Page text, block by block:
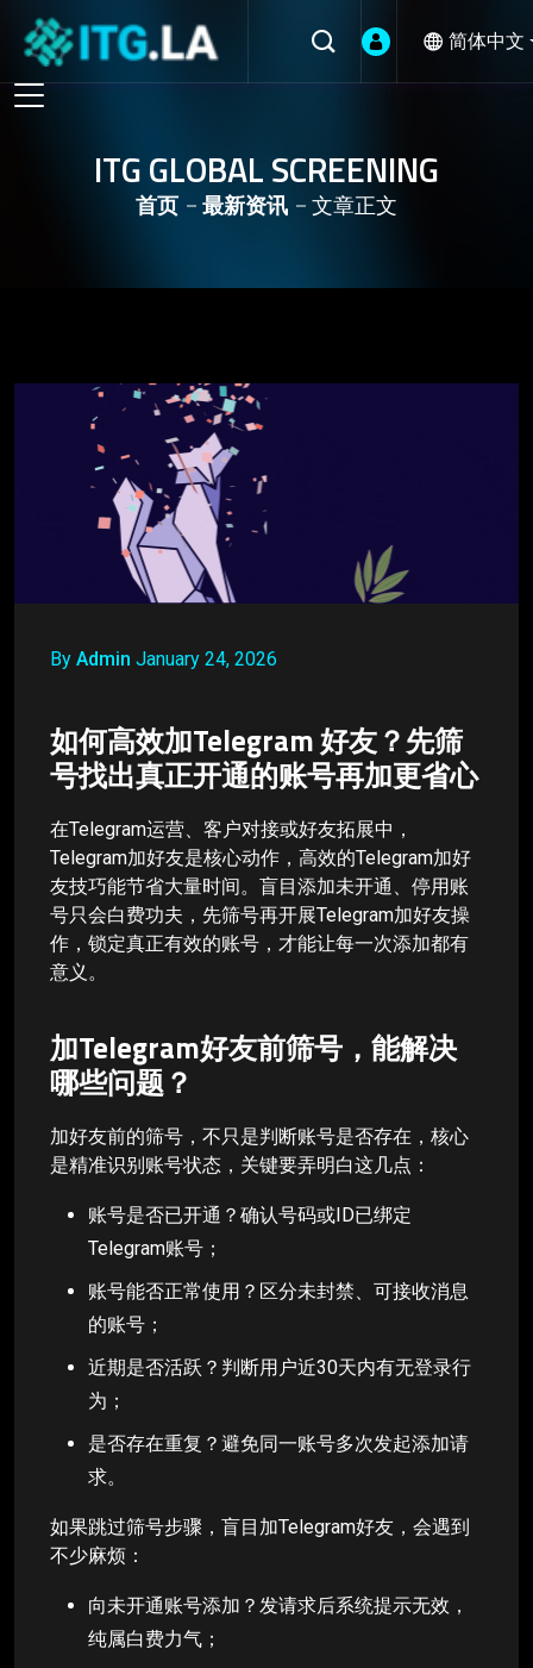
简体中文
ITG GLOBAL SCREENING
首页 最新资讯 文章正文
By Admin January 24, 2026
如何高效加Telegram 好友？先筛
号找出真正开通的账号再加更省心
在Telegram运营、客户对接或好友拓展中，
Telegram加好友是核心动作，高效的Telegram加好
友技巧能节省大量时间。盲目添加未开通、停用账
号只会白费功夫，先筛号再开展Telegram加好友操
作，锁定真正有效的账号，才能让每一次添加都有
意义。
加Telegram好友前筛号，能解决
哪些问题？
加好友前的筛号，不只是判断账号是否存在，核心
是精准识别账号状态，关键要弄明白这几点：
账号是否已开通？确认号码或ID已绑定
Telegram账号；
账号能否正常使用？区分未封禁、可接收消息
的账号；
近期是否活跃？判断用户近30天内有无登录行
为；
是否存在重复？避免同一账号多次发起添加请
求。
如果跳过筛号步骤，盲目加Telegram好友，会遇到
不少麻烦：
向未开通账号添加？发请求后系统提示无效，
纯属白费力气；